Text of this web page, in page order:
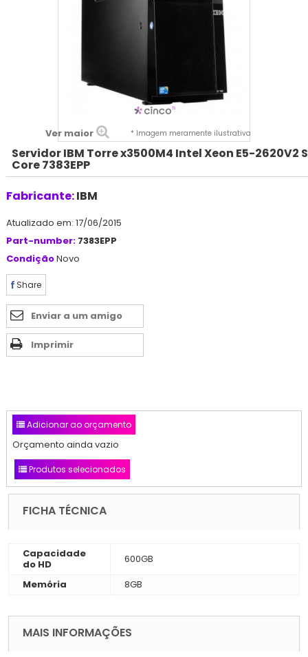
Ver maior * Imagem meramente ilustrativa
Servidor IBM Torre x3500M4 Intel Xeon E5-2620V2
Core 7383EPP
Fabricante:IBM
Atualizado em: 17/06/2015
Part-number: 7383EPP
CondiçãoNovo
Share
Enviar a um amigo
Imprimir
Adicionar ao orçamento
Orçamento ainda vazio
Produtos selecionados
FICHA TÉCNICA
Capacidade
do HD
600GB
Memória
8GB
MAIS INFORMAÇÕES